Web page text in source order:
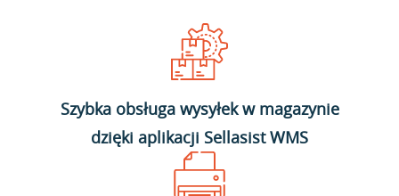
Szybka obsługa wysyłek w magazynie
dzięki aplikacji Sellasist WMS